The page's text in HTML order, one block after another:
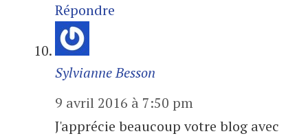
Répondre
Sylvianne Besson
9 avril 2016 à 7:50 pm
J'apprécie beaucoup votre blog avec